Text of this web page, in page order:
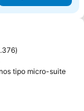
tipo micro-suite